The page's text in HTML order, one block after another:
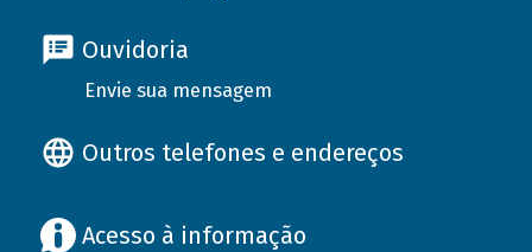
Ouvidoria
Envie sua mensagem
Outros telefones e endereços
Acesso à informação